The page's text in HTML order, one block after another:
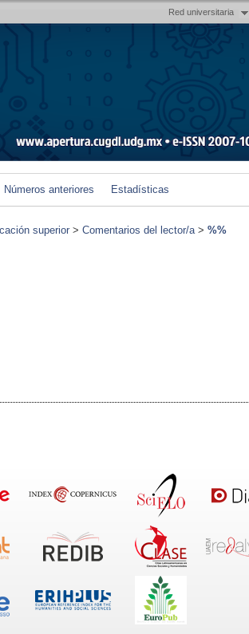
Red universitaria
Números anteriores Estadísticas
superior > Comentarios del lector/a> %%